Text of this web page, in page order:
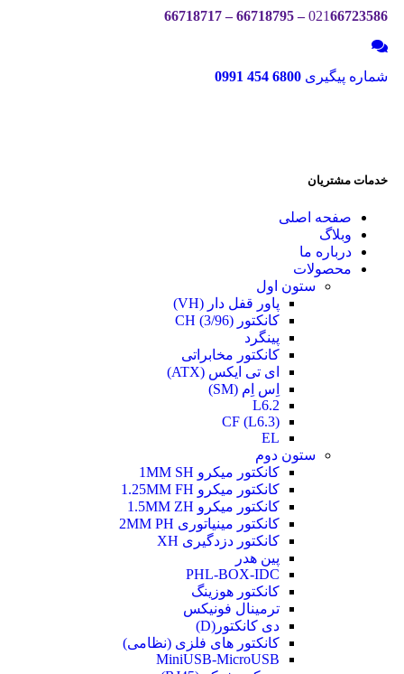
02166723586 – 66718795 – 66718717
شماره پیگیری 6800 454 0991
خدمات مشتریان
صفحه اصلی
وبلاگ
درباره ما
محصولات
ستون اول
پاور قفل دار (VH)
کانکتور (3/96) CH
پینگرد
کانکتور مخابراتی
ای تی ایکس (ATX)
اِس اِم (SM)
L6.2
CF (L6.3)
EL
ستون دوم
کانکتور میکرو 1MM SH
کانکتور میکرو 1.25MM FH
کانکتور میکرو 1.5MM ZH
کانکتور مینیاتوری 2MM PH
کانکتور دزدگیری XH
پین هدر
PHL-BOX-IDC
کانکتور هوزینگ
ترمینال فونیکس
دی کانکتور(D)
کانکتور های فلزی (نظامی)
MiniUSB-MicroUSB